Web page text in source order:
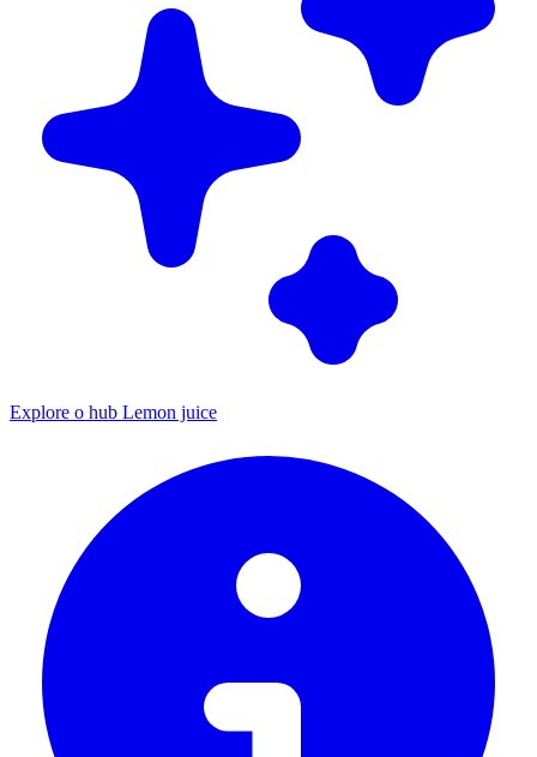
Explore o hub Lemon juice